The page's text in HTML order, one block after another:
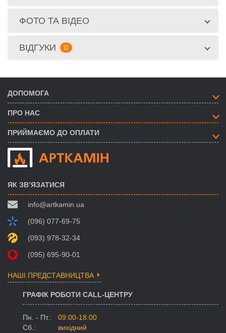
ФОТО ТА ВІДЕО
ВІДГУКИ 0
ДОПОМОГА
ПРО НАС
ПРИЙМАЄМО ДО ОПЛАТИ
ЯК ЗВ’ЯЗАТИСЯ
info@artkamin.ua
(096) 077-69-75
(093) 978-32-34
(095) 695-90-01
НАШІ ПРЕДСТАВНИЦТВА
ГРАФІК РОБОТИ CALL-ЦЕНТРУ
Пн. - Пт.:
09:00-18:00
Сб.:
вихідний